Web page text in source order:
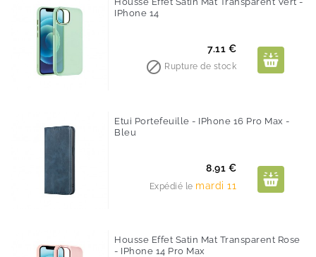
IPhone 14
Prix
7.11 €
 Rupture de stock
Etui Portefeuille - IPhone 16 Pro Max -
Bleu
Prix
8.91 €
Expédié le mardi 11
Housse Effet Satin Mat Transparent Rose
- IPhone 14 Pro Max